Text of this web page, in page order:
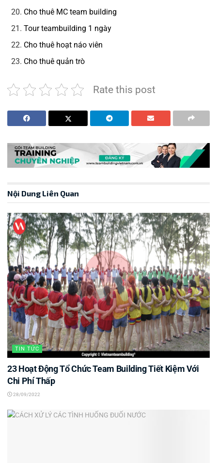
Cho thuê MC team building
Tour teambuilding 1 ngày
Cho thuê hoạt náo viên
Cho thuê quản trò
Rate this post
Nội Dung Liên Quan
TIN TỨC
23 Hoạt Động Tổ Chức Team Building Tiết Kiệm Với
Chi Phí Thấp
28/09/2022